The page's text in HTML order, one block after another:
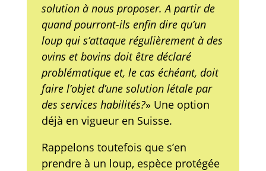
solution à nous proposer. A partir de
quand pourront-ils enfin dire qu’un
loup qui s’attaque régulièrement à des
ovins et bovins doit être déclaré
problématique et, le cas échéant, doit
faire l’objet d’une solution létale par
des services habilités?» Une option
déjà en vigueur en Suisse.
Rappelons toutefois que s’en
prendre à un loup, espèce protégée